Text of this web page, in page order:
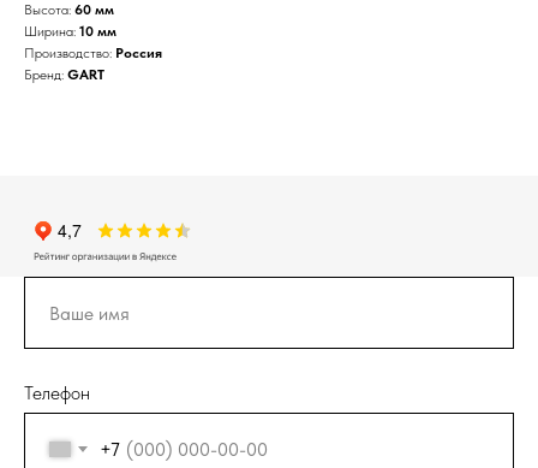
Высота: 60 мм
Ширина: 10 мм
Производство: Россия
Бренд: GART
Телефон
+7